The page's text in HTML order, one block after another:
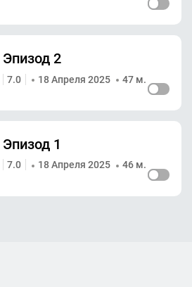
Эпизод 2
7.0 18 Апреля 2025 47 м.
Эпизод 1
7.0 18 Апреля 2025 46 м.